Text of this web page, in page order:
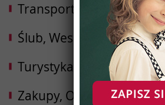
Transport i Logistyka
Ślub, Wesele
Turystyka, Podróże, Hotele
Zakupy, Opinie